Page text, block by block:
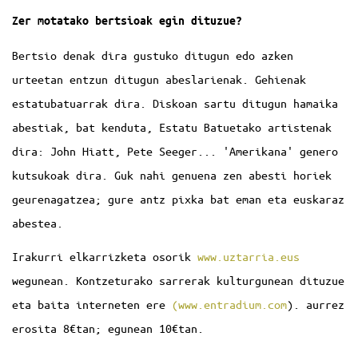
Zer motatako bertsioak egin dituzue?
Bertsio denak dira gustuko ditugun edo azken
urteetan entzun ditugun abeslarienak. Gehienak
estatubatuarrak dira. Diskoan sartu ditugun hamaika
abestiak, bat kenduta, Estatu Batuetako artistenak
dira: John Hiatt, Pete Seeger... 'Amerikana' genero
kutsukoak dira. Guk nahi genuena zen abesti horiek
geurenagatzea; gure antz pixka bat eman eta euskaraz
abestea.
Irakurri elkarrizketa osorik www.uztarria.eus
wegunean. Kontzeturako sarrerak kulturgunean dituzue
eta baita interneten ere (www.entradium.com). aurrez
erosita 8€tan; egunean 10€tan.